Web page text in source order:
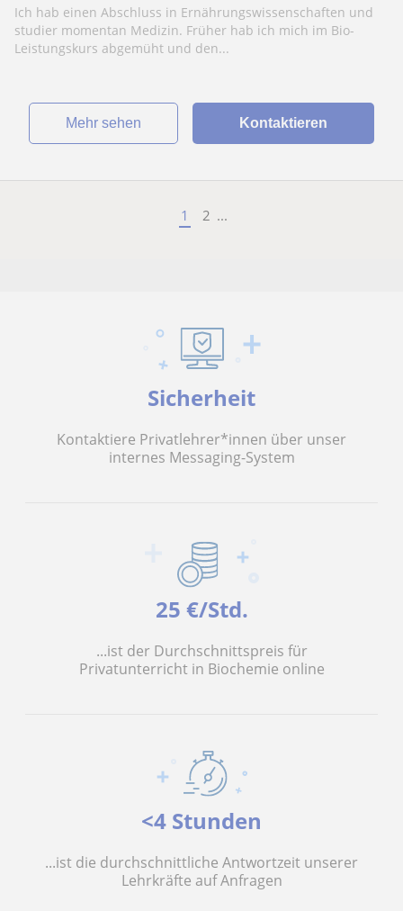
Ich hab einen Abschluss in Ernährungswissenschaften und
studier momentan Medizin. Früher hab ich mich im Bio-
Leistungskurs abgemüht und den...
Mehr sehen Kontaktieren
1 2 ...
Sicherheit
Kontaktiere Privatlehrer*innen über unser
internes Messaging-System
25 €/Std.
...ist der Durchschnittspreis für
Privatunterricht in Biochemie online
<4 Stunden
...ist die durchschnittliche Antwortzeit unserer
Lehrkräfte auf Anfragen